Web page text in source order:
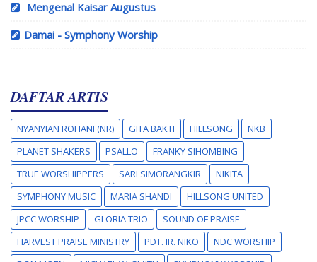
Mengenal Kaisar Augustus
Damai - Symphony Worship
DAFTAR ARTIS
NYANYIAN ROHANI (NR) GITA BAKTI HILLSONG
NKB
PLANET SHAKERS
PSALLO
FRANKY SIHOMBING
TRUE WORSHIPPERS
SARI SIMORANGKIR
NIKITA
SYMPHONY MUSIC
MARIA SHANDI
HILLSONG UNITED
JPCC WORSHIP
GLORIA TRIO
SOUND OF PRAISE
HARVEST PRAISE MINISTRY
PDT. IR. NIKO
NDC WORSHIP